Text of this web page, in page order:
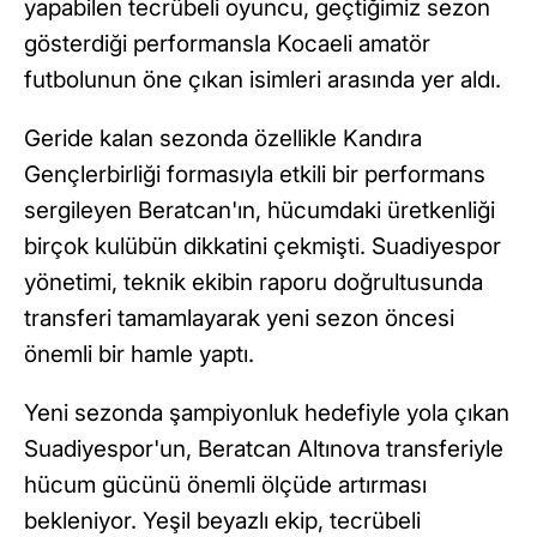
yapabilen tecrübeli oyuncu, geçtiğimiz sezon
gösterdiği performansla Kocaeli amatör
futbolunun öne çıkan isimleri arasında yer aldı.
Geride kalan sezonda özellikle Kandıra
Gençlerbirliği formasıyla etkili bir performans
sergileyen Beratcan'ın, hücumdaki üretkenliği
birçok kulübün dikkatini çekmişti. Suadiyespor
yönetimi, teknik ekibin raporu doğrultusunda
transferi tamamlayarak yeni sezon öncesi
önemli bir hamle yaptı.
Yeni sezonda şampiyonluk hedefiyle yola çıkan
Suadiyespor'un, Beratcan Altınova transferiyle
hücum gücünü önemli ölçüde artırması
bekleniyor. Yeşil beyazlı ekip, tecrübeli